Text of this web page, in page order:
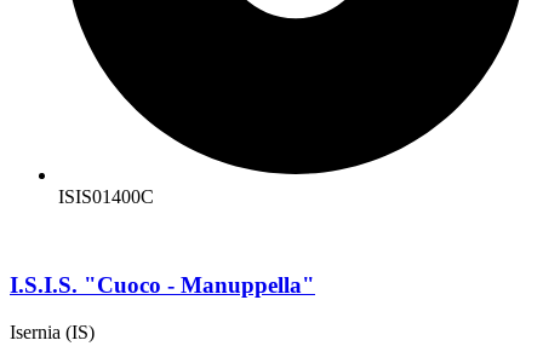
ISIS01400C
I.S.I.S. "Cuoco - Manuppella"
Isernia (IS)